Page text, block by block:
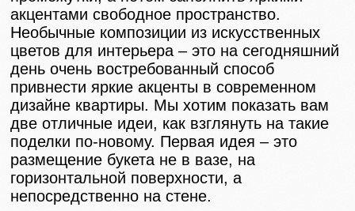
акцентами свободное пространство.
Необычные композиции из искусственных
цветов для интерьера – это на сегодняшний
день очень востребованный способ
привнести яркие акценты в современном
дизайне квартиры. Мы хотим показать вам
две отличные идеи, как взглянуть на такие
поделки по-новому. Первая идея – это
размещение букета не в вазе, на
горизонтальной поверхности, а
непосредственно на стене.